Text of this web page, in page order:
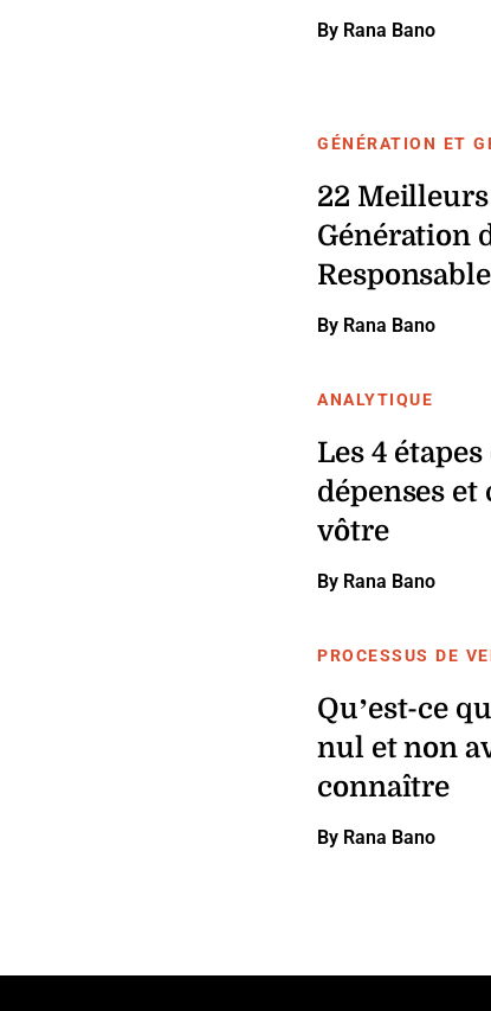
By Rana Bano
GÉNÉRATION ET
22
Génération
By Rana Bano
ANALYTIQUE
Les 4
dépenses
vôtre
By Rana Bano
PROCESSUS DE
Qu’est-ce
nul et non
connaître
By Rana Bano